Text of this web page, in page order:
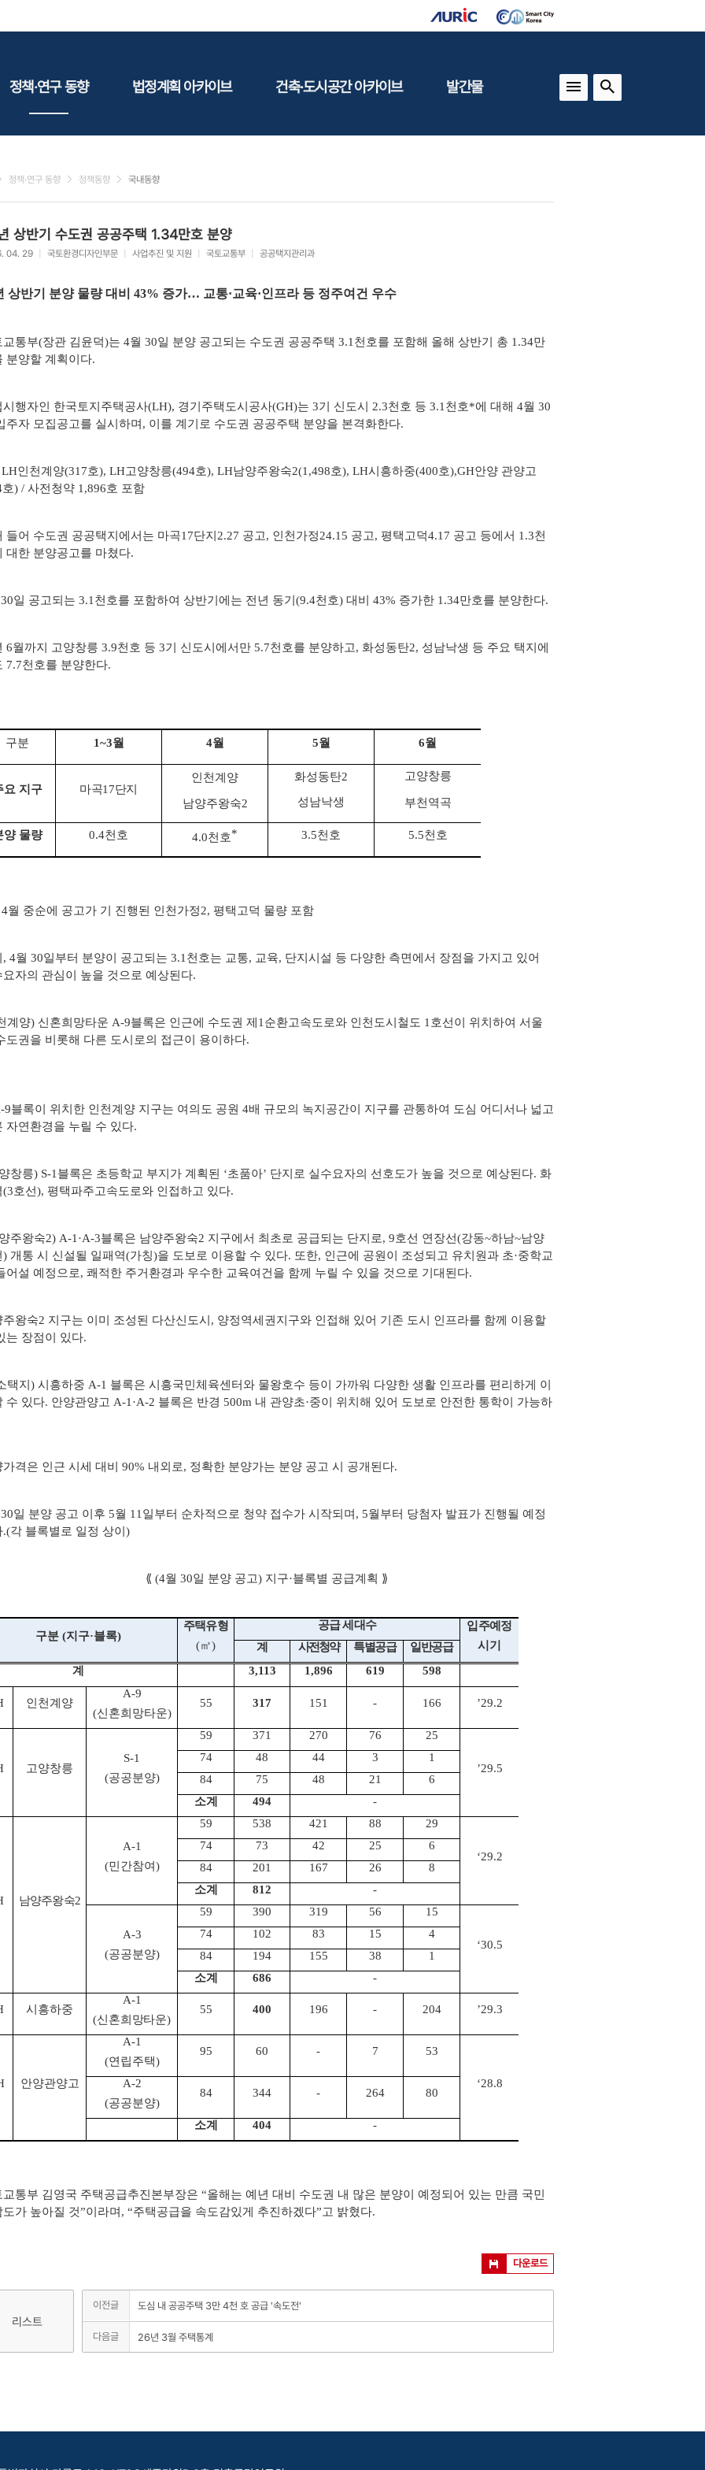
정책·연구 동향
연구동향
법정계획 아카이브
환경
관광
사회복지
건축·도시공간 아카이브 발간물
건축도시연구
정책·연구 동향 정책동향 국내동향
상반기 수도권 공공주택 1.34만호 분양
04. 29 국토환경디자인부문 사업추진 및 지원 국토교통부 공공택지관리과
상반기 분양 물량 대비 43% 증가… 교통·교육·인프라 등 정주여건 우수
교통부(장관 김윤덕)는 4월 30일 분양 공고되는 수도권 공공주택 3.1천호를 포함해 올해 상반기 총 1.34만
분양할 계획이다.
시행자인 한국토지주택공사(LH), 경기주택도시공사(GH)는 3기 신도시 2.3천호 등 3.1천호*에 대해 4월 30
주자 모집공고를 실시하며, 이를 계기로 수도권 공공주택 분양을 본격화한다.
인천계양(317호), LH고양창릉(494호), LH남양주왕숙2(1,498호), LH시흥하중(400호),GH안양 관양고
호) / 사전청약 1,896호 포함
들어 수도권 공공택지에서는 마곡17단지2.27 공고, 인천가정24.15 공고, 평택고덕4.17 공고 등에서 1.3천
대한 분양공고를 마쳤다.
일 공고되는 3.1천호를 포함하여 상반기에는 전년 동기(9.4천호) 대비 43% 증가한 1.34만호를 분양한다.
6월까지 고양창릉 3.9천호 등 3기 신도시에서만 5.7천호를 분양하고, 화성동탄2, 성남낙생 등 주요 택지에
7.7천호를 분양한다.
구분 1~3월 4월 5월 6월
요 지구 마곡17단지
인천계양
남양주왕숙2
화성동탄2
성남낙생
고양창릉
부천역곡
양 물량 0.4천호 4.0천호* 3.5천호 5.5천호
중순에 공고가 기 진행된 인천가정2, 평택고덕 물량 포함
, 4월 30일부터 분양이 공고되는 3.1천호는 교통, 교육, 단지시설 등 다양한 측면에서 장점을 가지고 있어
요자의 관심이 높을 것으로 예상된다.
계양) 신혼희망타운 A-9블록은 인근에 수도권 제1순환고속도로와 인천도시철도 1호선이 위치하여 서울
도권을 비롯해 다른 도시로의 접근이 용이하다.
9블록이 위치한 인천계양 지구는 여의도 공원 4배 규모의 녹지공간이 지구를 관통하여 도심 어디서나 넓고
자연환경을 누릴 수 있다.
창릉) S-1블록은 초등학교 부지가 계획된 ‘초품아’ 단지로 실수요자의 선호도가 높을 것으로 예상된다. 화
(3호선), 평택파주고속도로와 인접하고 있다.
주왕숙2) A-1·A-3블록은 남양주왕숙2 지구에서 최초로 공급되는 단지로, 9호선 연장선(강동~하남~남양
) 개통 시 신설될 일패역(가칭)을 도보로 이용할 수 있다. 또한, 인근에 공원이 조성되고 유치원과 초·중학교
어설 예정으로, 쾌적한 주거환경과 우수한 교육여건을 함께 누릴 수 있을 것으로 기대된다.
주왕숙2 지구는 이미 조성된 다산신도시, 양정역세권지구와 인접해 있어 기존 도시 인프라를 함께 이용할
는 장점이 있다.
택지) 시흥하중 A-1 블록은 시흥국민체육센터와 물왕호수 등이 가까워 다양한 생활 인프라를 편리하게 이
수 있다. 안양관양고 A-1·A-2 블록은 반경 500m 내 관양초·중이 위치해 있어 도보로 안전한 통학이 가능하
가격은 인근 시세 대비 90% 내외로, 정확한 분양가는 분양 공고 시 공개된다.
일 분양 공고 이후 5월 11일부터 순차적으로 청약 접수가 시작되며, 5월부터 당첨자 발표가 진행될 예정
.(각 블록별로 일정 상이)
⟪ (4월 30일 분양 공고) 지구·블록별 공급계획 ⟫
구분 (지구·블록)
주택유형
(㎡)
공급 세대수
입주예정
시기
계 사전청약 특별공급
일반공급
계
3,113 1,896 619 598
인천계양
A-9
(신혼희망타운)
55 317 151 - 166 ’29.2
고양창릉
S-1
(공공분양)
59 371 270 76 25
’29.5
74 48 44 3
1
84
75 48 21
6
소계
494 -
남양주왕숙2
A-1
(민간참여)
59 538 421 88 29
‘29.2
74 73 42 25
6
84
201 167 26
8
소계
812 -
A-3
(공공분양)
59 390 319 56 15
‘30.5
74 102 83 15
4
84
194 155 38
1
소계
686 -
시흥하중
A-1
(신혼희망타운)
55 400 196 - 204 ’29.3
안양관양고
A-1
(연립주택)
95 60 - 7 53
‘28.8
A-2
(공공분양)
84 344 - 264 80
소계 404 -
교통부 김영국 주택공급추진본부장은 “올해는 예년 대비 수도권 내 많은 분양이 예정되어 있는 만큼 국민
도가 높아질 것”이라며, “주택공급을 속도감있게 추진하겠다”고 밝혔다.
다운로드
리스트
이전글 도심 내 공공주택 3만 4천 호 공급 '속도전'
다음글 26년 3월 주택통계